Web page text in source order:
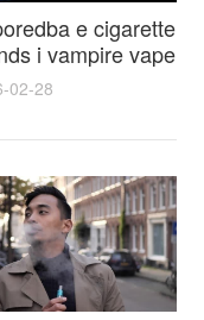
e cigarette
i vampire vape
– vodič s
ponudama
02-28